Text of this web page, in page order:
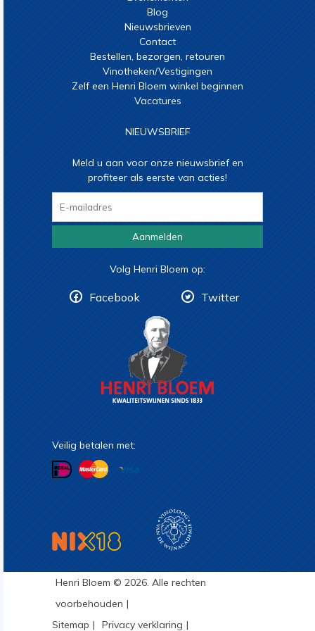
Blog
Nieuwsbrieven
Contact
Bestellen, bezorgen, retouren
Vinotheken/Vestigingen
Zelf een Henri Bloem winkel beginnen
Vacatures
NIEUWSBRIEF
Meld u aan voor onze nieuwsbrief en
profiteer als eerste van acties!
Aanmelden
Volg Henri Bloem op:
Facebook Twitter
Veilig betalen met:
Henri Bloem © 2026. Alle rechten
voorbehouden
Sitemap
Privacy verklaring